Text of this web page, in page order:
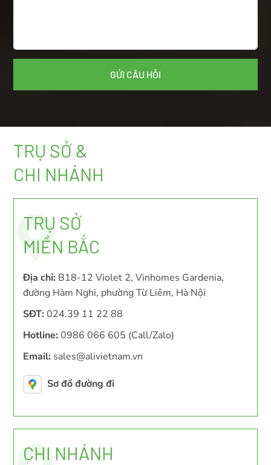
TRỤ SỞ &
CHI NHÁNH
TRỤ SỞ
MIỀN BẮC
Địa chỉ: B18-12 Violet 2, Vinhomes Gardenia,
đường Hàm Nghi, phường Từ Liêm, Hà Nội
SĐT: 024.39 11 22 88
Hotline: 0986 066 605 (Call/Zalo)
Email: sales@alivietnam.vn
Sơ đồ đường đi
CHI NHÁNH